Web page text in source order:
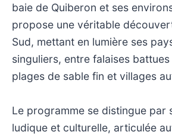
baie de Quiberon et ses
propose une véritable
Sud, mettant en lumière ses
singuliers, entre falaises
plages de sable fin et villages
Le programme se distingue par
ludique et culturelle, articulée